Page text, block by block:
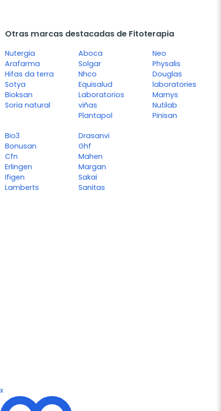
Otras marcas destacadas de Fitoterapia
Nutergia
Arafarma
Hifas da terra
Sotya
Bioksan
Soria natural
Aboca
Solgar
Nhco
Equisalud
Laboratorios
viñas
Plantapol
Neo
Physalis
Douglas
laboratories
Marnys
Nutilab
Pinisan
Bio3
Bonusan
Cfn
Erlingen
Ifigen
Lamberts
Drasanvi
Ghf
Mahen
Margan
Sakai
Sanitas
x